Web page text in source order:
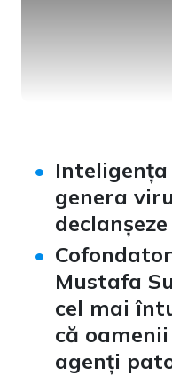
genera
Mustafa
cel mai
că
agenți